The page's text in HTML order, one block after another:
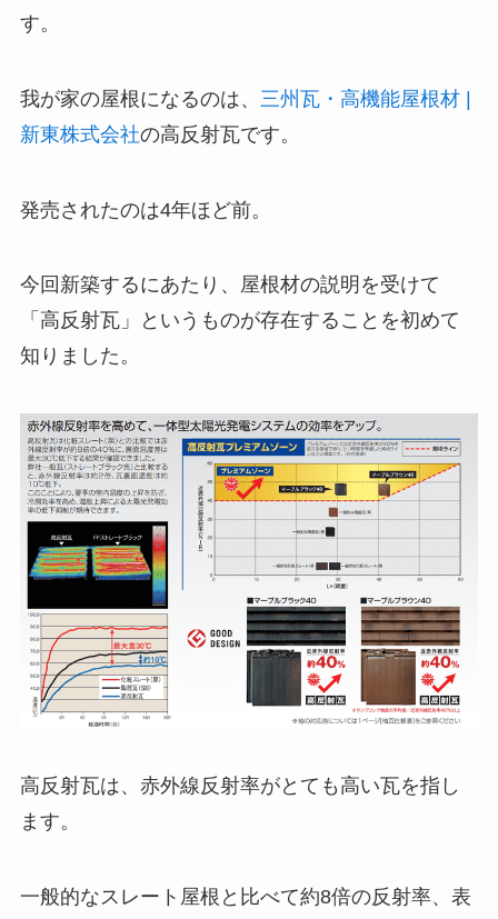
す。
我が家の屋根になるのは、 三州瓦・高機能屋根材 |
新東株式会社の高反射瓦です。
発売されたのは4年ほど前。
今回新築するにあたり、屋根材の説明を受けて
「高反射瓦」というものが存在することを初めて
知りました。
高反射瓦は、赤外線反射率がとても高い瓦を指し
ます。
一般的なスレート屋根と比べて約8倍の反射率、表